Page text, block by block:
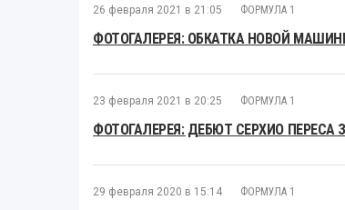
26 февраля 2021 в 21:05 ФОРМУЛА 1
ФОТОГАЛЕРЕЯ: ОБКАТКА НОВОЙ МАШИНЫ
23 февраля 2021 в 20:25 ФОРМУЛА 1
ФОТОГАЛЕРЕЯ: ДЕБЮТ СЕРХИО ПЕРЕСА
29 февраля 2020 в 15:14 ФОРМУЛА 1